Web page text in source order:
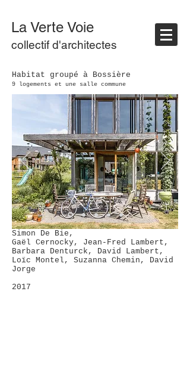
La Verte Voie
collectif d'architectes
Habitat groupé à Bossière
9 logements et une salle commune
​Simon De Bie,
Gaël Cernocky, Jean-Fred Lambert,
Barbara Denturck, David Lambert,
Loïc Montel, Suzanna Chemin, David
Jorge
2017